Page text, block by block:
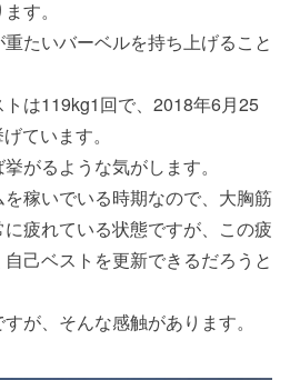
す。
たいバーベルを持ち上げること
は119kg1回で、2018年6月25
ています。
がるような気がします。
稼いでいる時期なので、大胸筋
疲れている状態ですが、この疲
己ベストを更新できるだろうと
が、そんな感触があります。